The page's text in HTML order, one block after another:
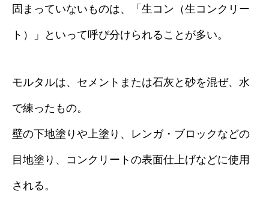
固まっていないものは、「生コン（生コンクリー
ト）」といって呼び分けられることが多い。
モルタルは、セメントまたは石灰と砂を混ぜ、水
で練ったもの。
壁の下地塗りや上塗り、レンガ・ブロックなどの
目地塗り、コンクリートの表面仕上げなどに使用
される。